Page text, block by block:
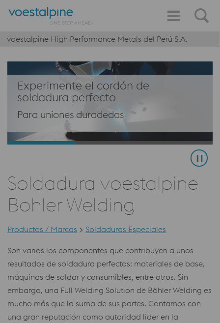
voestalpine High Performance Metals del Perú S.A.
Experimente el cordón de
soldadura perfecto
Para uniones duradedas
Soldadura voestalpine
Bohler Welding
Productos / Marcas > Soldaduras Especiales
Son varios los componentes que contribuyen a unos
resultados de soldadura perfectos: materiales de base,
máquinas de soldar y consumibles, entre otros. Sin
embargo, una Full Welding Solution de Böhler Welding es
mucho más que la suma de sus partes. Contamos con
una gran reputación como autoridad líder en la